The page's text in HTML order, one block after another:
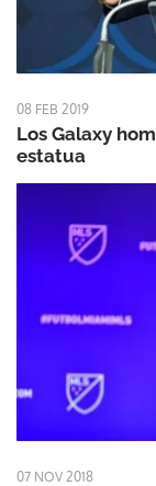
08 FEB 2019
Los Galaxy
estatua
07 NOV 2018